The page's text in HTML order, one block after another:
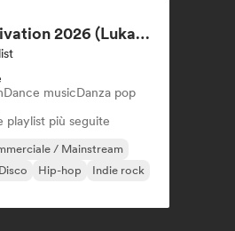
Cycling Motivation 2026 (Lukas Kunz)
Dance musicDanza pop
playlist più seguite
/ Mainstream
Disco Hip-hop
Indie rock